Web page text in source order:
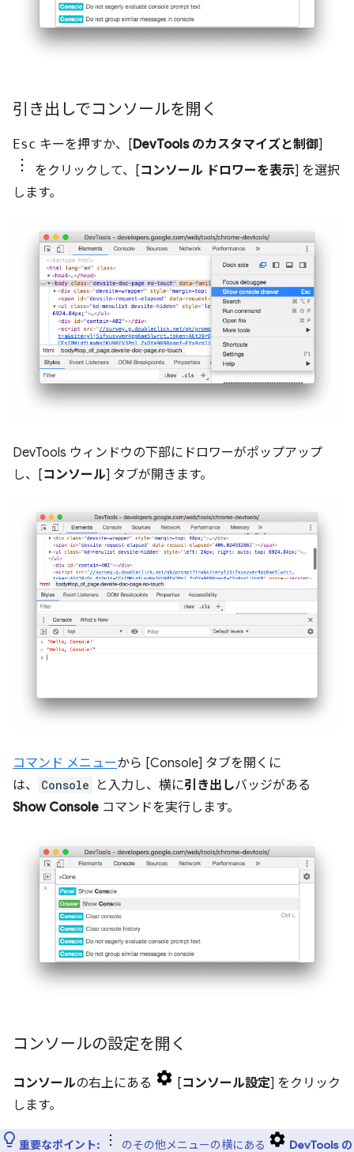
引き出しでコンソールを開く
Esc キーを押すか、[DevTools のカスタマイズと制御]
をクリックして、[コンソール ドロワーを表示] を選択
します。
DevTools ウィンドウの下部にドロワーがポップアップ
し、[コンソール] タブが開きます。
コマンド メニューから [Console] タブを開くに
は、
Console と入力し、横に引き出しバッジがある
Show Console コマンドを実行します。
コンソールの設定を開く
コンソールの右上にある [コンソール設定] をクリック
します。
重要なポイント: のその他メニューの横にある DevTools の